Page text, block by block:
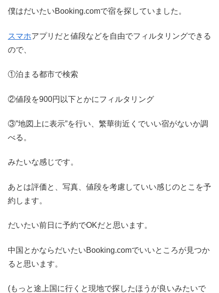
僕はだいたいBooking.comで宿を探していました。
スマホアプリだと値段などを自由でフィルタリングできる
ので、
①泊まる都市で検索
②値段を900円以下とかにフィルタリング
③”地図上に表示”を行い、繁華街近くでいい宿がないか調
べる。
みたいな感じです。
あとは評価と、写真、値段を考慮していい感じのとこを予
約します。
だいたい前日に予約でOKだと思います。
中国とかならだいたいBooking.comでいいところが見つか
ると思います。
(もっと途上国に行くと現地で探したほうが良いみたいで